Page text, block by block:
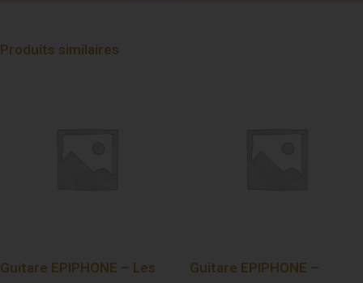
Produits similaires
Guitare EPIPHONE – Les
Guitare EPIPHONE –